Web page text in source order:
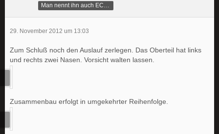
Man nennt ihn auch ECAMike
29. November 2012 um 13:03
Zum Schluß noch den Auslauf zerlegen. Das Oberteil hat links
und rechts zwei Nasen. Vorsicht walten lassen.
Zusammenbau erfolgt in umgekehrter Reihenfolge.